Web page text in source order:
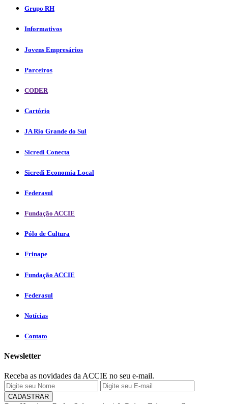
Grupo RH
Informativos
Jovens Empresários
Parceiros
CODER
Cartório
JA Rio Grande do Sul
Sicredi Conecta
Sicredi Economia Local
Federasul
Fundação ACCIE
Pólo de Cultura
Frinape
Fundação ACCIE
Federasul
Notícias
Contato
Newsletter
Receba as novidades da ACCIE no seu e-mail.